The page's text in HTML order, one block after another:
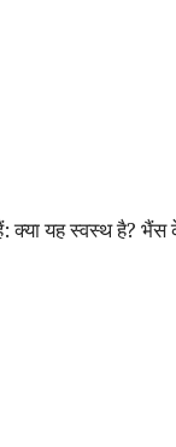
क्या यह स्वस्थ है?